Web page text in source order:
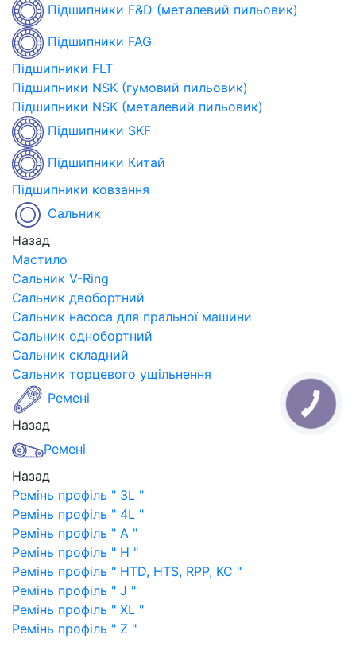
Підшипники F&D (металевий пильовик)
Підшипники FAG
Підшипники FLT
Підшипники NSK (гумовий пильовик)
Підшипники NSK (металевий пильовик)
Підшипники SKF
Підшипники Китай
Підшипники ковзання
Сальник
Назад
Мастило
Сальник V-Ring
Сальник двобортний
Сальник насоса для пральної машини
Сальник однобортний
Сальник складний
Сальник торцевого ущільнення
Ремені
Назад
Ремені
Назад
Ремінь профіль " 3L "
Ремінь профіль " 4L "
Ремінь профіль " A "
Ремінь профіль " H "
Ремінь профіль " HTD, HTS, RPP, KC "
Ремінь профіль " J "
Ремінь профіль " XL "
Ремінь профіль " Z "